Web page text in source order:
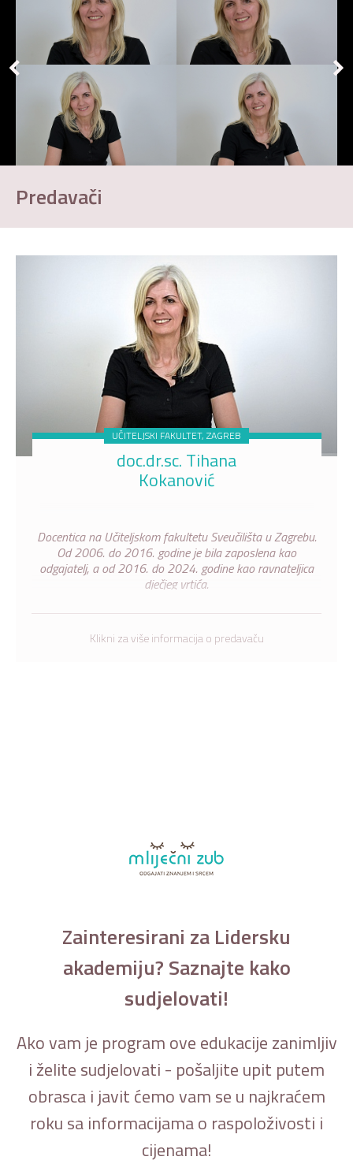
Predavači
UČITELJSKI FAKULTET, ZAGREB
doc.dr.sc. Tihana
Kokanović
Docentica na Učiteljskom fakultetu Sveučilišta u Zagrebu.
Od 2006. do 2016. godine je bila zaposlena kao
odgajatelj, a od 2016. do 2024. godine kao ravnateljica
dječjeg vrtića.
Klikni za više informacija o predavaču
Zainteresirani za Lidersku
akademiju? Saznajte kako
sudjelovati!
Ako vam je program ove edukacije zanimljiv
i želite sudjelovati - pošaljite upit putem
obrasca i javit ćemo vam se u najkraćem
roku sa informacijama o raspoloživosti i
cijenama!